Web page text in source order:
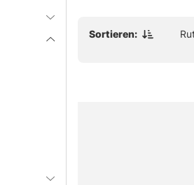
Sortieren: